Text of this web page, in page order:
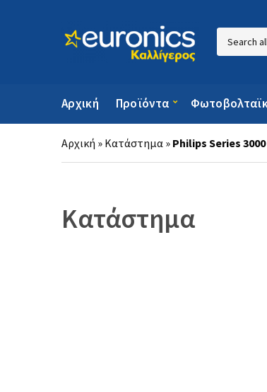
Αρχική Προϊόντα
Αρχική » Κατάστημα » Philips Series
Κατάστημα